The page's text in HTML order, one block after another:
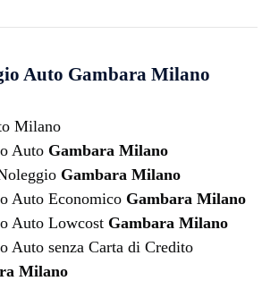
Auto Gambara Milano
Auto Gambara Milano
Gambara Milano
Auto Economico Gambara Milano
Auto Lowcost Gambara Milano
Auto senza Carta di Credito
Milano